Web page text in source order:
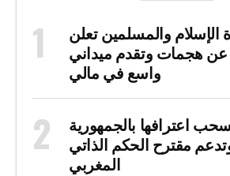
والمسلمين تعلن
عن هجمات وتقدم ميداني
واسع في مالي
اعترافها بالجمهورية
مقترح الحكم الذاتي
المغربي